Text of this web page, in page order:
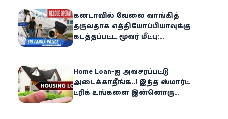
கனடாவில் வேலை வாங்கித்
தருவதாக எத்தியோப்பியாவுக்கு
கடத்தப்பட்ட மூவர் மீட்பு:
Home Loan-ஐ அவசரப்பட்டு
அடைக்காதீங்க..! இந்த ஸ்மார்ட்
ட்ரிக் உங்களை இன்னொரு
உரிமையாளராக்கலாம்!